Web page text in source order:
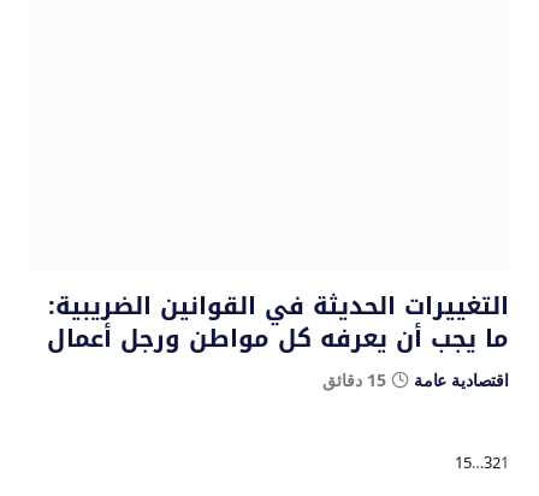
التغييرات الحديثة في القوانين الضريبية:
ما يجب أن يعرفه كل مواطن ورجل أعمال
اقتصادية عامة 15 دقائق
1
2
3
…
15